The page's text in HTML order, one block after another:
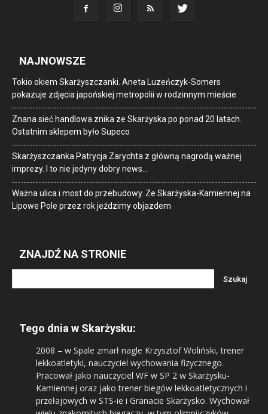
NAJNOWSZE
Tokio okiem Skarżyszczanki. Aneta Luzeńczyk-Somers
pokazuje zdjęcia japońskiej metropolii w rodzinnym mieście
Znana sieć handlowa znika ze Skarżyska po ponad 20 latach.
Ostatnim sklepem było Supeco
Skarżyszczanka Patrycja Zarychta z główną nagrodą ważnej
imprezy. I to nie jedyny dobry news…
Ważna ulica i most do przebudowy. Ze Skarżyska-Kamiennej na
Lipowe Pole przez rok jeździmy objazdem
ZNAJDŹ NA STRONIE
Tego dnia w Skarżysku:
2008 – w Spale zmarł nagle Krzysztof Woliński, trener
lekkoatletyki, nauczyciel wychowania fizycznego.
Pracował jako nauczyciel WF w SP 2 w Skarżysku-
Kamiennej oraz jako trener biegów lekkoatletycznych i
przełajowych w STS-ie i Granacie Skarżysko. Wychował